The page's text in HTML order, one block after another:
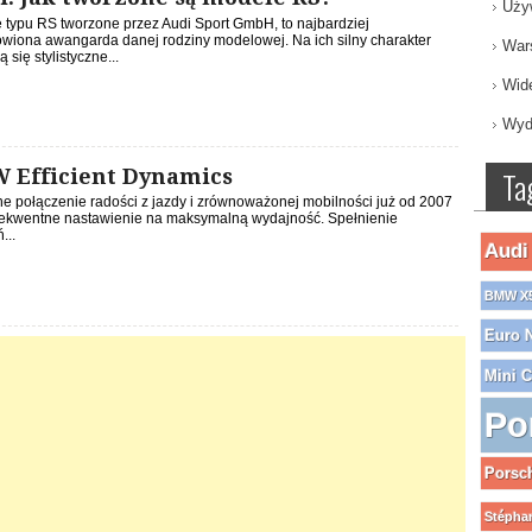
typu RS tworzone przez Audi Sport GmbH, to najbardziej
awangarda danej rodziny modelowej. Na ich silny charakter
się stylistyczne...
Efficient Dynamics
połączenie radości z jazdy i zrównoważonej mobilności już od 2007
nastawienie na maksymalną wydajność. Spełnienie
Audi
BMW
Euro
Mini